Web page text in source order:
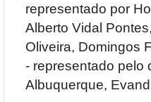
representado por
Alberto Vidal
Oliveira, Domingos
- representado pelo
Albuquerque,